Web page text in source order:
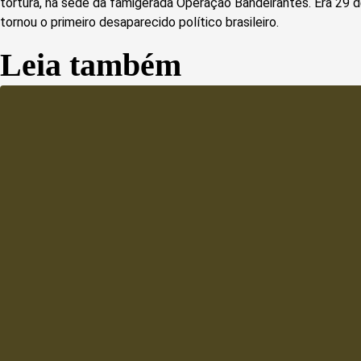
tornou o primeiro desaparecido político brasileiro.
Leia também